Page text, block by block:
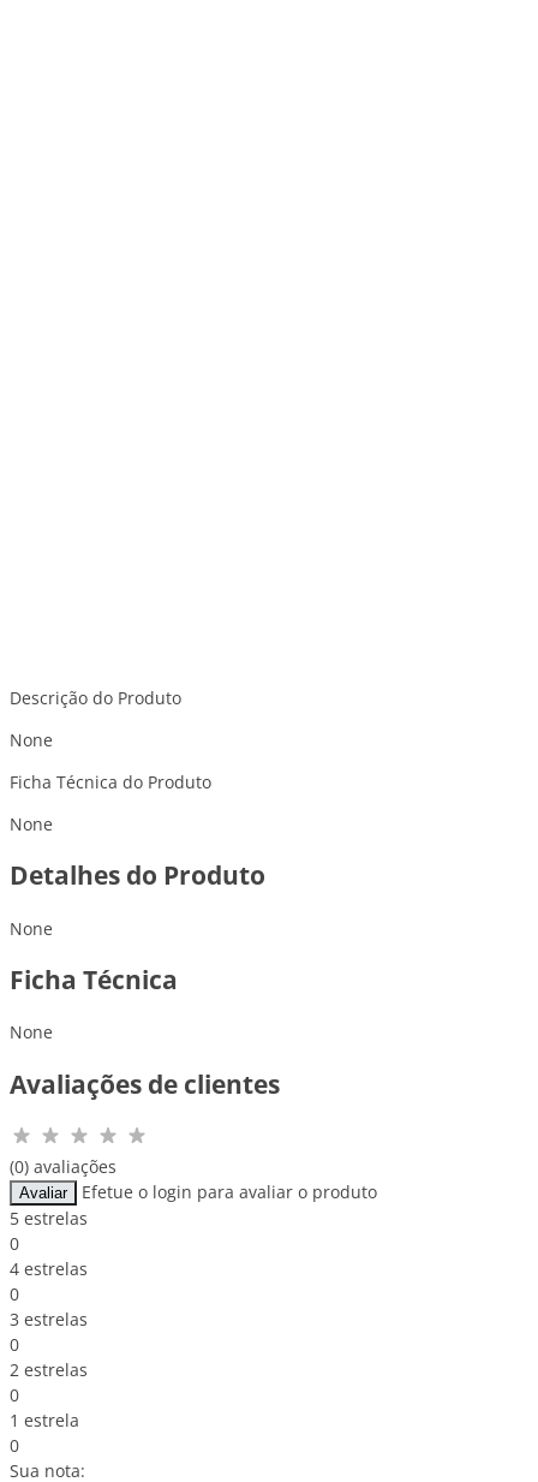
Descrição do Produto
None
Ficha Técnica do Produto
None
Detalhes do Produto
None
Ficha Técnica
None
Avaliações de clientes
(0) avaliações
Avaliar
Efetue o login para avaliar o produto
5 estrelas
0
4 estrelas
0
3 estrelas
0
2 estrelas
0
1 estrela
0
Sua nota: